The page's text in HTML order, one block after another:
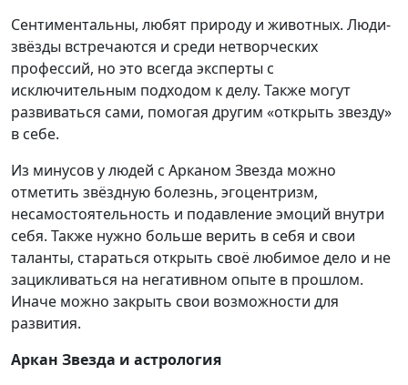
Сентиментальны, любят природу и животных. Люди-
звёзды встречаются и среди нетворческих
профессий, но это всегда эксперты с
исключительным подходом к делу. Также могут
развиваться сами, помогая другим «открыть звезду»
в себе.
Из минусов у людей с Арканом Звезда можно
отметить звёздную болезнь, эгоцентризм,
несамостоятельность и подавление эмоций внутри
себя. Также нужно больше верить в себя и свои
таланты, стараться открыть своё любимое дело и не
зацикливаться на негативном опыте в прошлом.
Иначе можно закрыть свои возможности для
развития.
Аркан Звезда и астрология